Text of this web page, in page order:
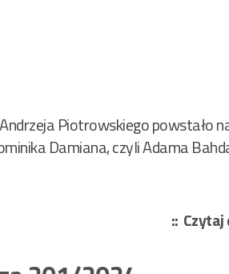
Piotrowskiego powstało
Damiana, czyli Adama
Czytaj